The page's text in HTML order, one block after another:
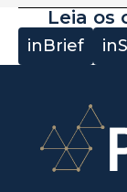
Leia os
inBrief